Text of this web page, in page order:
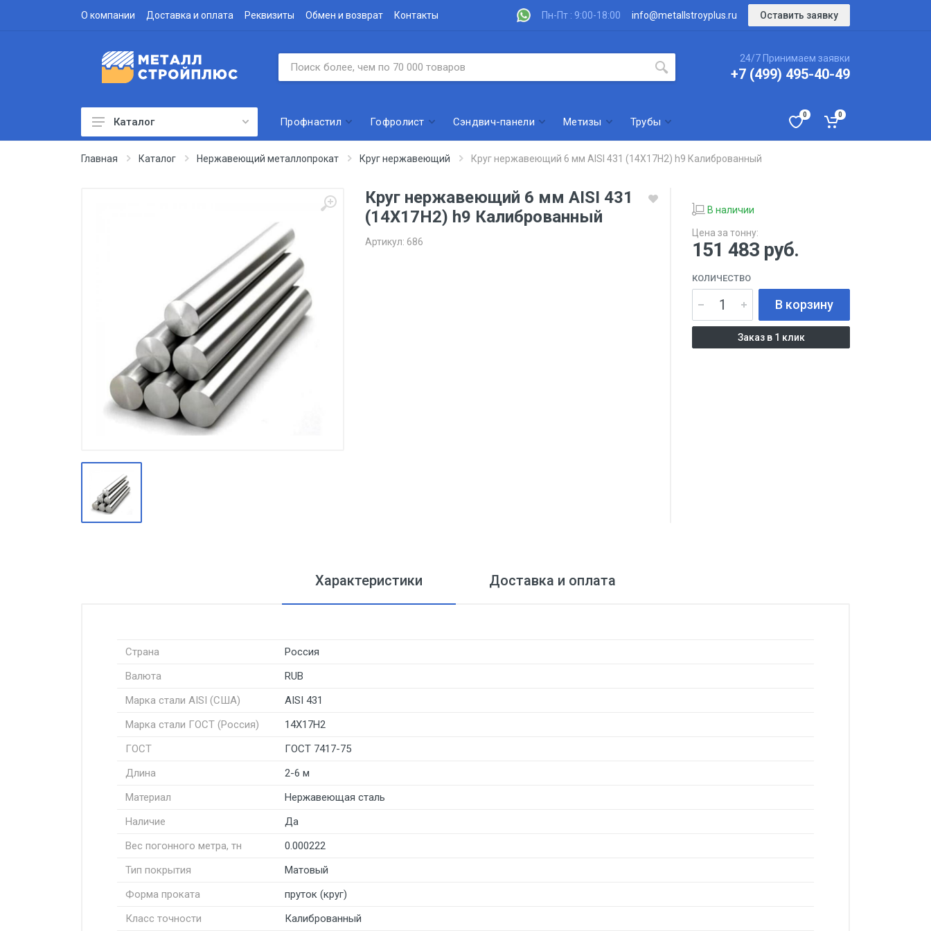
О компании Доставка и оплата Реквизиты Обмен и возврат Контакты Пн-Пт : 9:00-18:00 info@metallstroyplus.ru Оставить заявку
24/7 Принимаем заявки
+7 (499) 495-40-49
Профнастил
Производство
Штакетник
Черный металлопрокат
Нержавеющий металлопрокат
метизы
Оцинкованный металлопрокат
Запорная арматура
Каталог Профнастил Гофролист Сэндвич-панели Метизы Трубы
0 0
Главная Каталог Нержавеющий металлопрокат Круг нержавеющий Круг нержавеющий 6 мм AISI 431 (14Х17Н2) h9 Калиброванный
Круг нержавеющий 6 мм AISI 431
(14Х17Н2) h9 Калиброванный
Артикул: 686
В наличии
Цена за тонну:
151 483 руб.
КОЛИЧЕСТВО
В корзину
Заказ в 1 клик
Характеристики Доставка и оплата
Страна
Россия
Валюта
RUB
Марка стали AISI (США)
AISI 431
Марка стали ГОСТ (Россия)
14Х17Н2
ГОСТ
ГОСТ 7417-75
Длина
2-6 м
Материал
Нержавеющая сталь
Наличие
Да
Вес погонного метра, тн
0.000222
Тип покрытия
Матовый
Форма проката
пруток (круг)
Класс точности
Калиброванный